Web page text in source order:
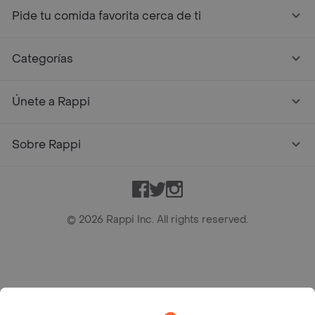
Pide tu comida favorita cerca de ti
Categorías
Únete a Rappi
Sobre Rappi
Facebook
TwitterInstagram
© 2026 Rappi Inc. All rights reserved.
Bogotá D.C. --- notificacionesrappi@rappi.com